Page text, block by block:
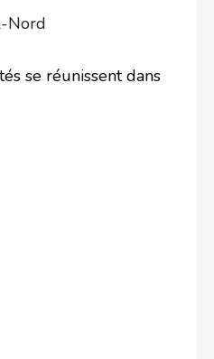
Nord
se réunissent dans